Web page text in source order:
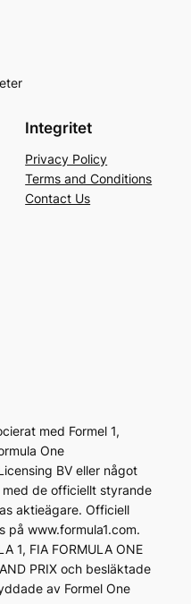
Integritet
Privacy Policy
Terms and Conditions
Contact Us
med Formel 1,
One
BV eller något
de officiellt styrande
aktieägare. Officiell
på www.formula1.com.
1, FIA FORMULA ONE
PRIX och besläktade
av Formel One